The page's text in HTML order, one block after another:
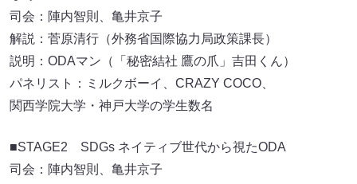
司会：陣内智則、亀井京子
解説：菅原清行（外務省国際協力局政策課長）
説明：ODAマン（「秘密結社 鷹の爪」吉田くん）
パネリスト：ミルクボーイ、CRAZY COCO、
関西学院大学・神戸大学の学生数名
■STAGE2 SDGs ネイティブ世代から視たODA
司会：陣内智則、亀井京子